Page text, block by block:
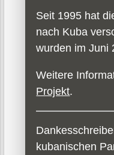
Seit 1995 hat
nach Kuba
wurden im Juni
Weitere
Projekt.
kubanischen